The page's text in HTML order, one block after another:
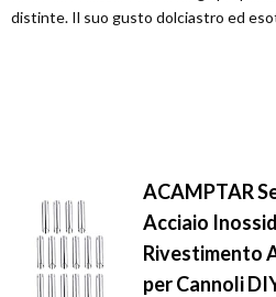
distinte. Il suo gusto dolciastro ed
ACAMPTAR
Acciaio
Rivestimento
per Cannoli